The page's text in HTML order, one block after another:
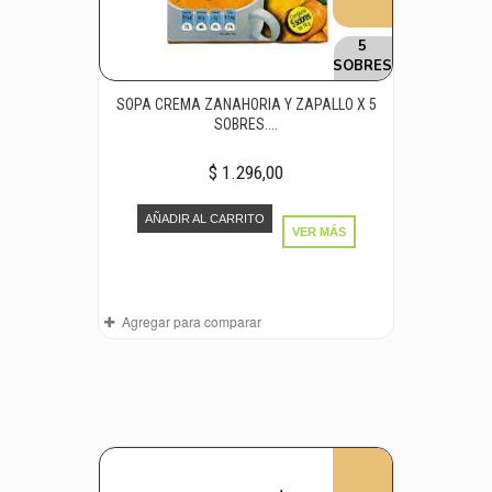
5
SOBRES
SOPA CREMA ZANAHORIA Y ZAPALLO X 5
SOBRES....
$ 1.296,00
AÑADIR AL CARRITO
VER MÁS
Agregar para comparar